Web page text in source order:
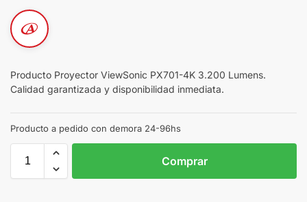
Producto Proyector ViewSonic PX701-4K 3.200 Lumens.
Calidad garantizada y disponibilidad inmediata.
Producto a pedido con demora 24-96hs
Comprar